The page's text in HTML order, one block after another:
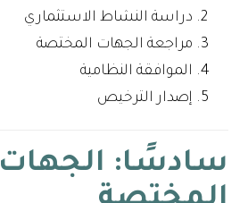
دراسة النشاط الاستثماري
مراجعة الجهات المختصة
الموافقة النظامية
إصدار الترخيص
سادسًا: الجهات